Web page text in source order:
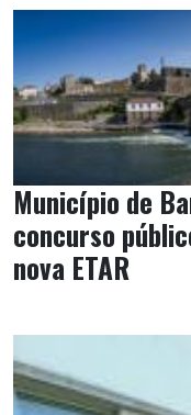
Município de
concurso
nova ETAR